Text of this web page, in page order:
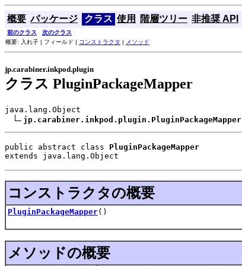
概要 パッケージ クラス 使用 階層ツリー 非推奨 API
前のクラス 次のクラス
概要: 入れ子 | フィールド | コンストラクタ | メソッド
jp.carabiner.inkpod.plugin
クラス PluginPackageMapper
java.lang.Object
jp.carabiner.inkpod.plugin.PluginPackageMapper
public abstract class PluginPackageMapper
extends java.lang.Object
コンストラクタの概要
PluginPackageMapper()
メソッドの概要